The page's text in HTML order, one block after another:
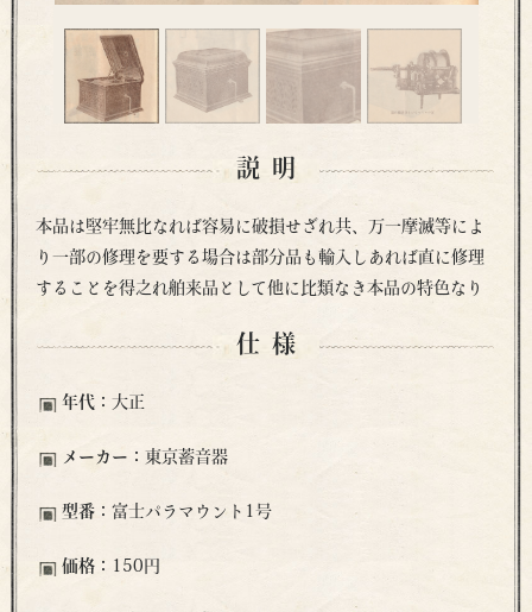
説明
本品は堅牢無比なれば容易に破損せざれ共、万一摩滅等によ
り一部の修理を要する場合は部分品も輸入しあれば直に修理
することを得之れ舶来品として他に比類なき本品の特色なり
仕様
年代：大正
メーカー： 東京蓄音器
型番：富士パラマウント1号
価格： 150円